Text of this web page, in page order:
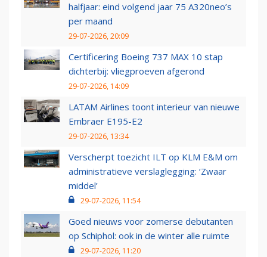
halfjaar: eind volgend jaar 75 A320neo’s
per maand
29-07-2026, 20:09
Certificering Boeing 737 MAX 10 stap
dichterbij: vliegproeven afgerond
29-07-2026, 14:09
LATAM Airlines toont interieur van nieuwe
Embraer E195-E2
29-07-2026, 13:34
Verscherpt toezicht ILT op KLM E&M om
administratieve verslaglegging: ‘Zwaar
middel’
29-07-2026, 11:54
Goed nieuws voor zomerse debutanten
op Schiphol: ook in de winter alle ruimte
29-07-2026, 11:20